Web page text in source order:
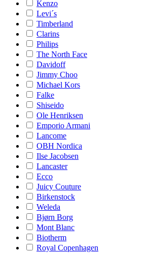
Kenzo
Levi´s
Timberland
Clarins
Philips
The North Face
Davidoff
Jimmy Choo
Michael Kors
Falke
Shiseido
Ole Henriksen
Emporio Armani
Lancome
OBH Nordica
Ilse Jacobsen
Lancaster
Ecco
Juicy Couture
Birkenstock
Weleda
Bjørn Borg
Mont Blanc
Biotherm
Royal Copenhagen